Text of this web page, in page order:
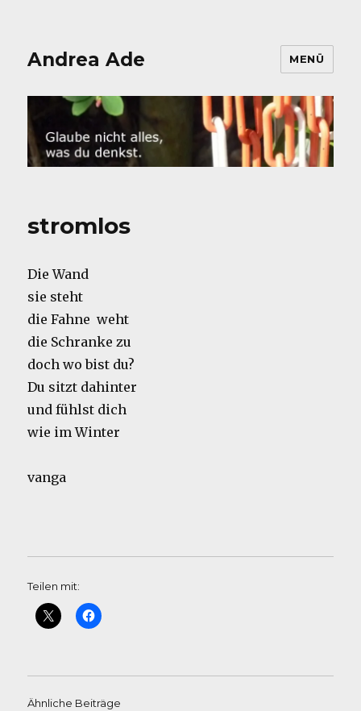
Andrea Ade MENÜ
stromlos
Die Wand
sie steht
die Fahne weht
die Schranke zu
doch wo bist du?
Du sitzt dahinter
und fühlst dich
wie im Winter
vanga
Teilen mit:
Ähnliche Beiträge